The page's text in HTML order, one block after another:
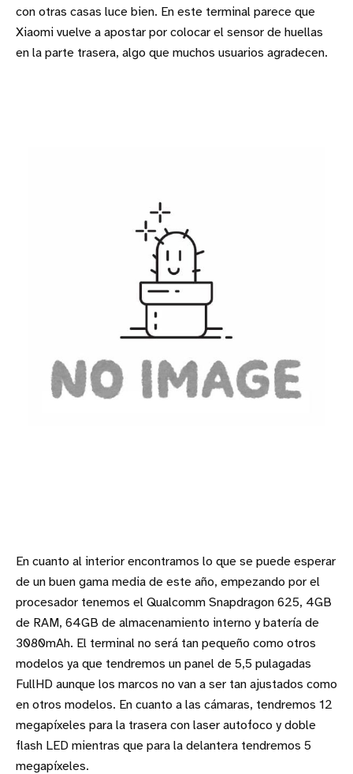
con otras casas luce bien. En este terminal parece que
Xiaomi vuelve a apostar por colocar el sensor de huellas
en la parte trasera, algo que muchos usuarios agradecen.
En cuanto al interior encontramos lo que se puede esperar
de un buen gama media de este año, empezando por el
procesador tenemos el Qualcomm Snapdragon 625, 4GB
de RAM, 64GB de almacenamiento interno y batería de
3080mAh. El terminal no será tan pequeño como otros
modelos ya que tendremos un panel de 5,5 pulagadas
FullHD aunque los marcos no van a ser tan ajustados como
en otros modelos. En cuanto a las cámaras, tendremos 12
megapíxeles para la trasera con laser autofoco y doble
flash LED mientras que para la delantera tendremos 5
megapíxeles.